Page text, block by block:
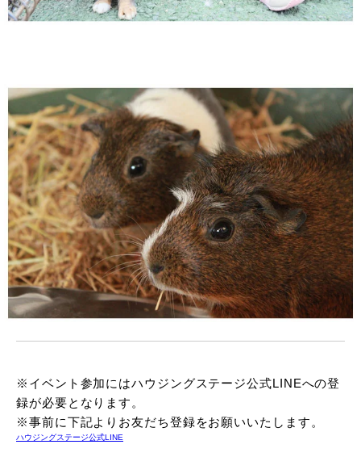
※イベント参加にはハウジングステージ公式LINEへの登
録が必要となります。
※事前に下記よりお友だち登録をお願いいたします。
ハウジングステージ公式LINE